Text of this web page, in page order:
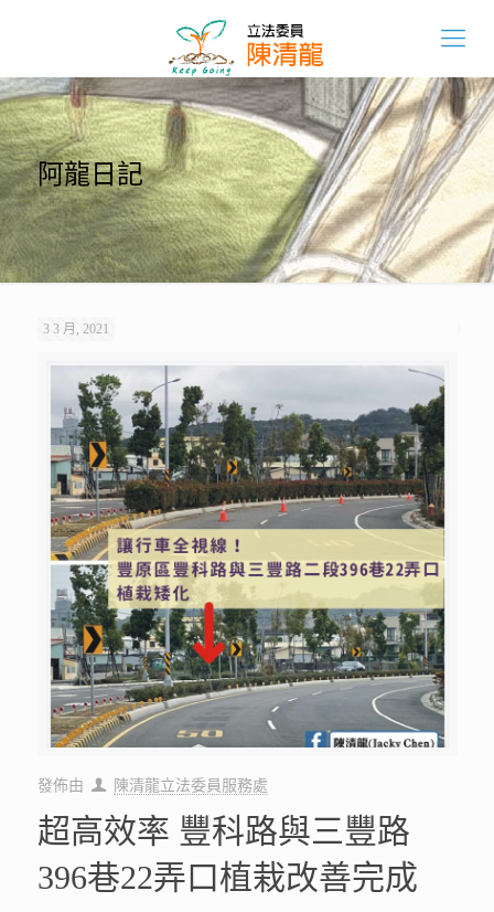
阿龍日記
3 3 月, 2021
發佈由 陳清龍立法委員服務處
超高效率 豐科路與三豐路
396巷22弄口植栽改善完成